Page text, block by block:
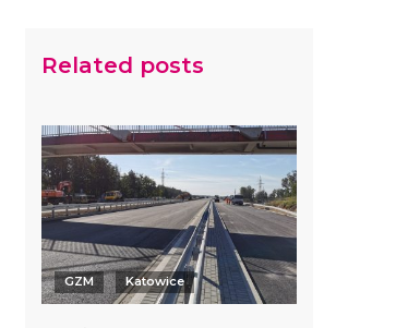
Related posts
GZM Katowice